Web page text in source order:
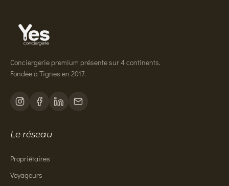
Conciergerie premium présente sur 4 continents.
Fondée à Tignes en 2017.
Le réseau
Propriétaires
Voyageurs